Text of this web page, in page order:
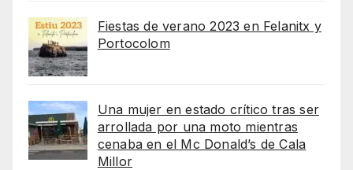
Fiestas de verano 2023 en Felanitx y
Portocolom
Una mujer en estado crítico tras ser
arrollada por una moto mientras
cenaba en el Mc Donald’s de Cala
Millor